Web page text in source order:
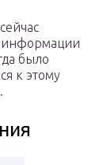
информации
было
к этому